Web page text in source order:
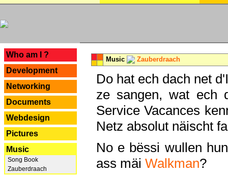
Who am I ?
Development
Networking
Documents
Webdesign
Pictures
Music
Song Book
Zauberdraach
Music Zauberdraach
Do hat ech dach net
ze sangen, wat ech
Service Vacances
Netz absolut näischt
No e bëssi wullen
ass mäi Walkman?